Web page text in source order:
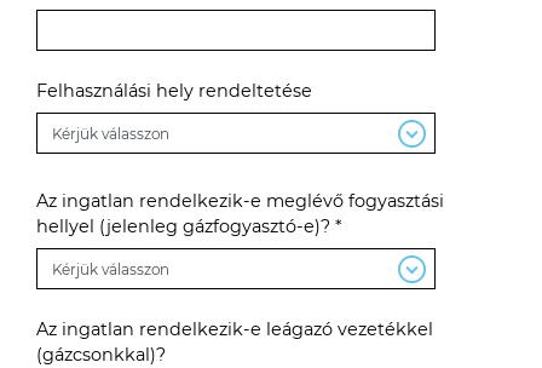
Felhasználási hely rendeltetése
Az ingatlan rendelkezik-e meglévő fogyasztási
hellyel (jelenleg gázfogyasztó-e)? *
Az ingatlan rendelkezik-e leágazó vezetékkel
(gázcsonkkal)?